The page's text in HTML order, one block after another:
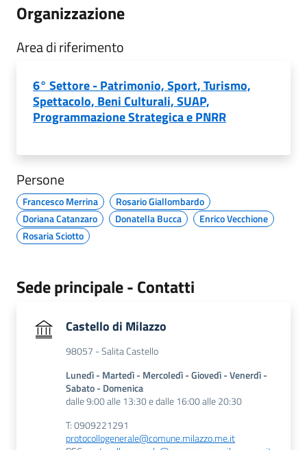
Organizzazione
Area di riferimento
6° Settore - Patrimonio, Sport, Turismo,
Spettacolo, Beni Culturali, SUAP,
Programmazione Strategica e PNRR
Persone
Francesco Merrina
Rosario Giallombardo
Doriana Catanzaro
Donatella Bucca
Enrico Vecchione
Rosaria Sciotto
Sede principale - Contatti
Castello di Milazzo
98057 - Salita Castello
Lunedì - Martedì - Mercoledì - Giovedì - Venerdì -
Sabato - Domenica
dalle 9:00 alle 13:30 e dalle 16:00 alle 20:30
T: 0909221291
protocollogenerale@comune.milazzo.me.it